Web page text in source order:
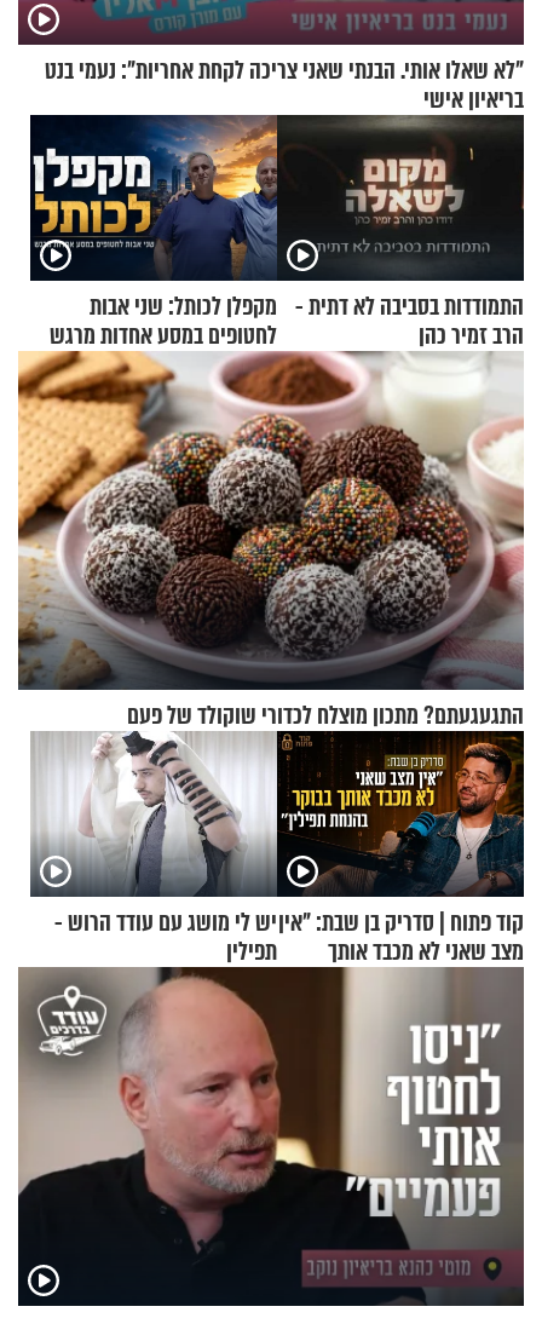
"לא שאלו אותי. הבנתי שאני צריכה לקחת אחריות": נעמי בנט
בריאיון אישי
התמודדות בסביבה לא דתית -
הרב זמיר כהן
מקפלן לכותל: שני אבות
לחטופים במסע אחדות מרגש
התגעגעתם? מתכון מוצלח לכדורי שוקולד של פעם
קוד פתוח | סדריק בן שבת: "אין
מצב שאני לא מכבד אותך
יש לי מושג עם עודד הרוש -
תפילין